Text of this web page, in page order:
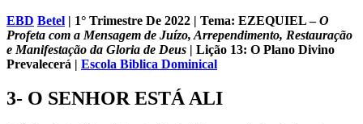
EBD Betel | 1° Trimestre De 2022 | Tema: EZEQUIEL –O
Profeta com a Mensagem de Juízo, Arrependimento, Restauração
e Manifestação da Gloria de Deus | Lição 13: O Plano Divino
Prevalecerá | Escola Biblica Dominical
3- O SENHOR ESTÁ ALI